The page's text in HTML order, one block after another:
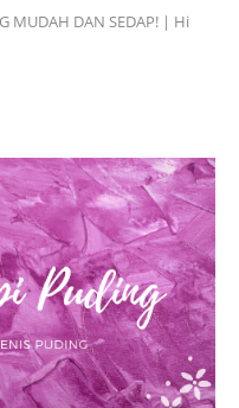
MUDAH DAN SEDAP! | Hi